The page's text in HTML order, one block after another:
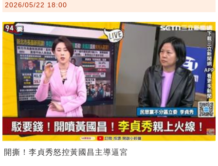
2026/05/22 18:00
開撕！李貞秀怒控黃國昌主導逼宮